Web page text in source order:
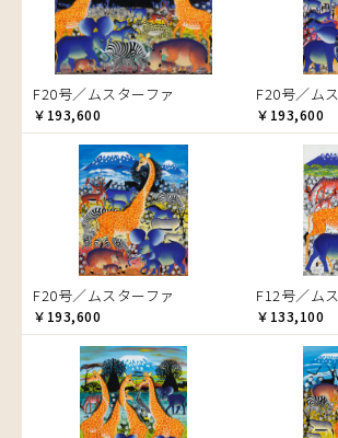
家族-親子
カシューナッツの木
カップル
カバ
カメ
カメレオン
木
キリン
キリマンジャロ
孔雀
サイ
魚の群れ
桜
サル
シマウマ
アブダラ
アマニ
アミナータ
アリー
アルバー
イッサ
イディー
エミリアス
エレナ
オマリー
シャバーニ
ジャリブーニ
スフィアー二
ズベリ
スライディ（スライドゥ）
ゼナ
セフ
マブサ
マリキータ
マルチナ
マワゾ
マングラ
ミムス
ムクラ
ムクンバ
ムスターファ
ムチサ
ムッサ
ムブカ
ムロペ
ムワツカ
ムワメディ
ラシディ
ルーカス
ルブニ
レイモンド
ロジャー
F20号／ムスターファ
￥193,600
F20号／ム
￥193,600
F20号／ムスターファ
￥193,600
F12号／ム
￥133,100